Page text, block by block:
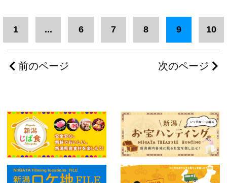
前のページ
1 ... 6 7 8 9 10
次のページ